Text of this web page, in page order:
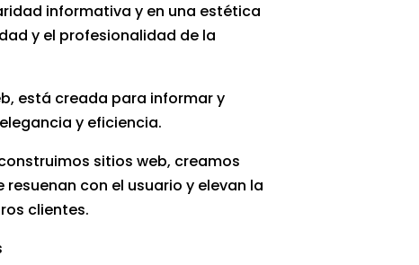
informativa y en una estética
y el profesionalidad de la
está creada para informar y
y eficiencia.
sitios web, creamos
con el usuario y elevan la
clientes.